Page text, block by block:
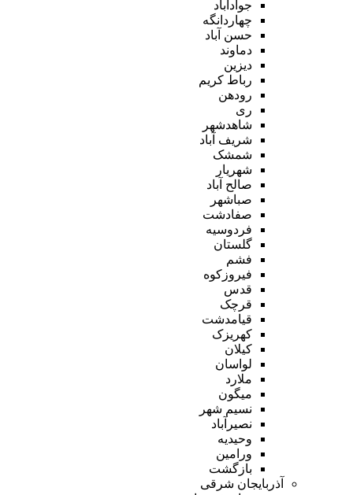
جوادآباد
چهاردانگه
حسن آباد
دماوند
دیزین
رباط کریم
رودهن
ری
شاهدشهر
شریف آباد
شمشک
شهریار
صالح آباد
صباشهر
صفادشت
فردوسیه
گلستان
فشم
فیروزکوه
قدس
قرچک
قیامدشت
کهریزک
کیلان
لواسان
ملارد
میگون
نسیم شهر
نصیرآباد
وحیدیه
ورامین
بازگشت
آذربایجان شرقی